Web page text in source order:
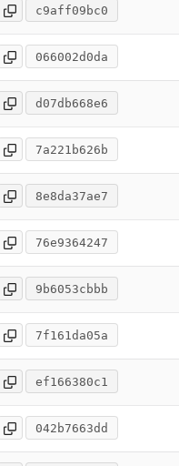
c9aff09bc0
066002d0da
d07db668e6
7a221b626b
8e8da37ae7
76e9364247
9b6053cbbb
7f161da05a
ef166380c1
042b7663dd